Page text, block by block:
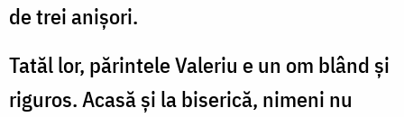
de trei anișori.
Tatăl lor, părintele Valeriu e un om blând și
riguros. Acasă și la biserică, nimeni nu